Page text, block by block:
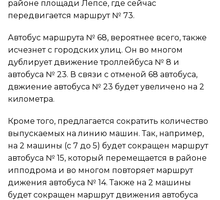
районе площади Лепсе, где сейчас
передвигается маршрут № 73.
Автобус маршрута № 68, вероятнее всего, также
исчезнет с городских улиц. Он во многом
дублирует движение троллейбуса № 8 и
автобуса № 23. В связи с отменой 68 автобуса,
двжиение автобуса № 23 будет увеличено на 2
километра.
Кроме того, предлагается сократить количество
выпускаемых на линию машин. Так, например,
на 2 машины (с 7 до 5) будет сокращен маршрут
автобуса № 15, который перемещается в районе
ипподрома и во многом повторяет маршрут
дижения автобуса № 14. Также на 2 машины
будет сокращен маршрут движения автобуса